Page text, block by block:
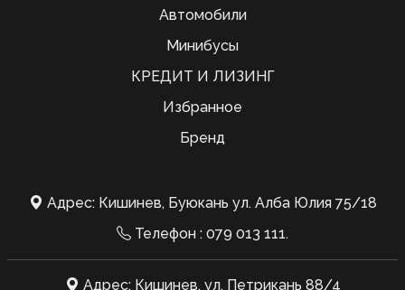
Автомобили
Минибусы
КРЕДИТ И ЛИЗИНГ
Избранное
Бренд
Адрес: Кишинев, Буюкань ул. Алба Юлия 75/18
Телефон : 079 013 111.
Адрес: Кишинев, ул. Петрикань 88/4